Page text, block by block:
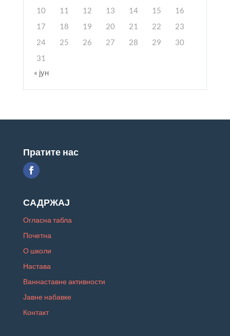
10
11 12 13 14 15
16
17
18 19 20 21 22
23
24
25 26 27 28 29
30
31
« јун
Пратите нас
САДРЖАЈ
Огласна табла
Почетна
О школи
Настава
Ваннаставне активности
Јавне набавке
Контакт